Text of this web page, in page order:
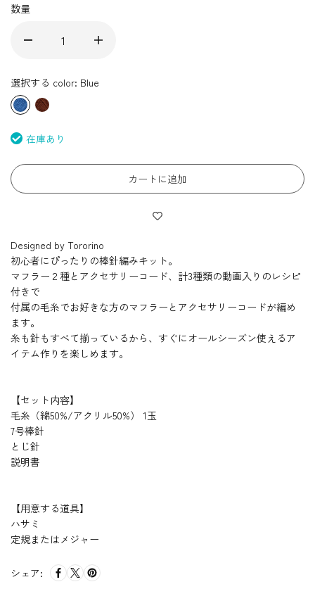
数量
選択する color: Blue
在庫あり
カートに追加
Designed by Tororino
初心者にぴったりの棒針編みキット。
マフラー２種とアクセサリーコード、計3種類の動画入りのレシピ
付きで
付属の毛糸でお好きな方のマフラーとアクセサリーコードが編め
ます。
糸も針もすべて揃っているから、すぐにオールシーズン使えるア
イテム作りを楽しめます。
【セット内容】
毛糸（綿50%/アクリル50%） 1玉
7号棒針
とじ針
説明書
【用意する道具】
ハサミ
定規またはメジャー
シェア: